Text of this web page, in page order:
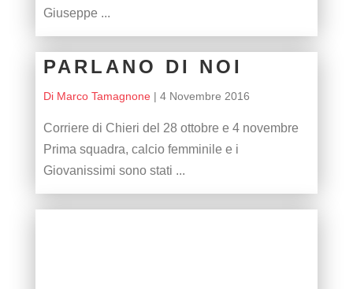
Giuseppe ...
PARLANO DI NOI
Di Marco Tamagnone| 4 Novembre 2016
Corriere di Chieri del 28 ottobre e 4 novembre
Prima squadra, calcio femminile e i
Giovanissimi sono stati ...